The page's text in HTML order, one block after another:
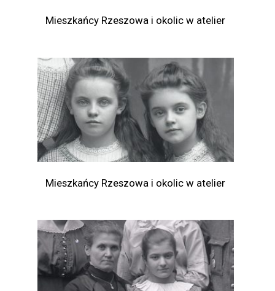
Mieszkańcy Rzeszowa i okolic w atelier
Mieszkańcy Rzeszowa i okolic w atelier